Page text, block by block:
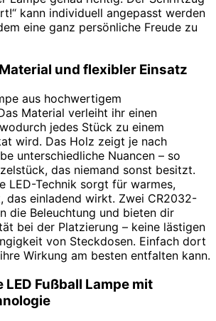
kann individuell angepasst werden
eine ganz persönliche Freude zu
und flexibler Einsatz
aus hochwertigem
Material verleiht ihr einen
jedes Stück zu einem
wird. Das Holz zeigt je nach
unterschiedliche Nuancen – so
das niemand sonst besitzt.
LED-Technik sorgt für warmes,
das einladend wirkt. Zwei CR2032-
die Beleuchtung und bieten dir
bei der Platzierung – keine lästigen
von Steckdosen. Einfach dort
Wirkung am besten entfalten kann.
Fußball Lampe mit